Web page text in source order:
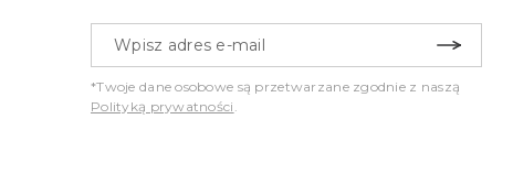
*Twoje dane osobowe są przetwarzane zgodnie z naszą
Polityką prywatności .